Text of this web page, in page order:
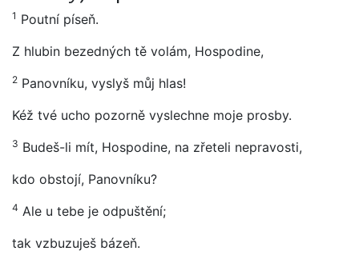
1 Poutní píseň.
Z hlubin bezedných tě volám, Hospodine,
2 Panovníku, vyslyš můj hlas!
Kéž tvé ucho pozorně vyslechne moje prosby.
3 Budeš-li mít, Hospodine, na zřeteli nepravosti,
kdo obstojí, Panovníku?
4 Ale u tebe je odpuštění;
tak vzbuzuješ bázeň.